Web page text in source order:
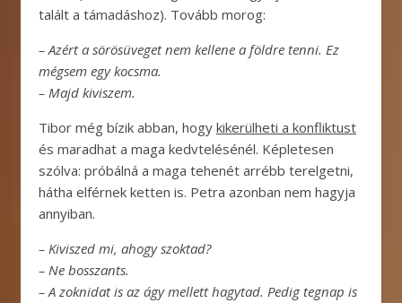
talált a támadáshoz). Tovább morog:
– Azért a sörösüveget nem kellene a földre tenni. Ez
mégsem egy kocsma.
– Majd kiviszem.
Tibor még bízik abban, hogy kikerülheti a konfliktust
és maradhat a maga kedvtelésénél. Képletesen
szólva: próbálná a maga tehenét arrébb terelgetni,
hátha elférnek ketten is. Petra azonban nem hagyja
annyiban.
– Kiviszed mi, ahogy szoktad?
– Ne bosszants.
– A zoknidat is az ágy mellett hagytad. Pedig tegnap is